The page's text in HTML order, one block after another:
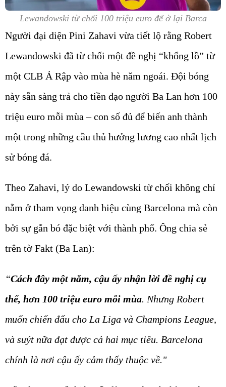
Lewandowski từ chối 100 triệu euro để ở lại Barca
Người đại diện Pini Zahavi vừa tiết lộ rằng Robert
Lewandowski đã từ chối một đề nghị “khổng lồ” từ
một CLB Ả Rập vào mùa hè năm ngoái. Đội bóng
này sẵn sàng trả cho tiền đạo người Ba Lan hơn 100
triệu euro mỗi mùa – con số đủ để biến anh thành
một trong những cầu thủ hưởng lương cao nhất lịch
sử bóng đá.
Theo Zahavi, lý do Lewandowski từ chối không chỉ
nằm ở tham vọng danh hiệu cùng Barcelona mà còn
bởi sự gắn bó đặc biệt với thành phố. Ông chia sẻ
trên tờ Fakt (Ba Lan):
“Cách đây một năm, cậu ấy nhận lời đề nghị cụ
thể, hơn 100 triệu euro mỗi mùa. Nhưng Robert
muốn chiến đấu cho La Liga và Champions League,
và suýt nữa đạt được cả hai mục tiêu. Barcelona
chính là nơi cậu ấy cảm thấy thuộc về."